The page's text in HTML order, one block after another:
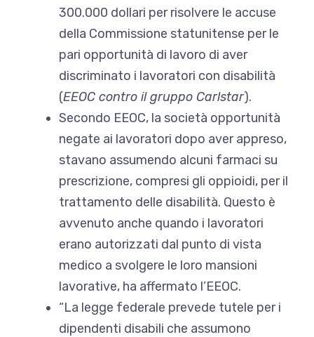
300.000 dollari per risolvere le accuse
della Commissione statunitense per le
pari opportunità di lavoro di aver
discriminato i lavoratori con disabilità
(EEOC contro il gruppo Carlstar).
Secondo EEOC, la società opportunità
negate ai lavoratori dopo aver appreso,
stavano assumendo alcuni farmaci su
prescrizione, compresi gli oppioidi, per il
trattamento delle disabilità. Questo è
avvenuto anche quando i lavoratori
erano autorizzati dal punto di vista
medico a svolgere le loro mansioni
lavorative, ha affermato l’EEOC.
“La legge federale prevede tutele per i
dipendenti disabili che assumono